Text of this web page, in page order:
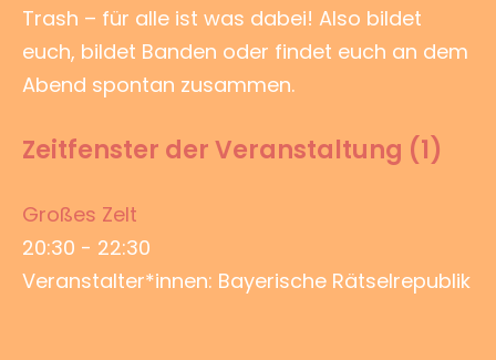
Trash – für alle ist was dabei! Also bildet
euch, bildet Banden oder findet euch an dem
Abend spontan zusammen.
Zeitfenster der Veranstaltung (1)
Großes Zelt
20:30 - 22:30
Veranstalter*innen: Bayerische Rätselrepublik